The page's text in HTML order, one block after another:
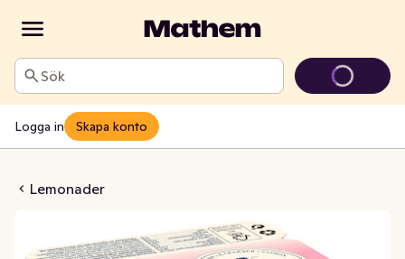
Sök
Logga in Skapa konto
Lemonader
Rabarber Zero 4x33cl